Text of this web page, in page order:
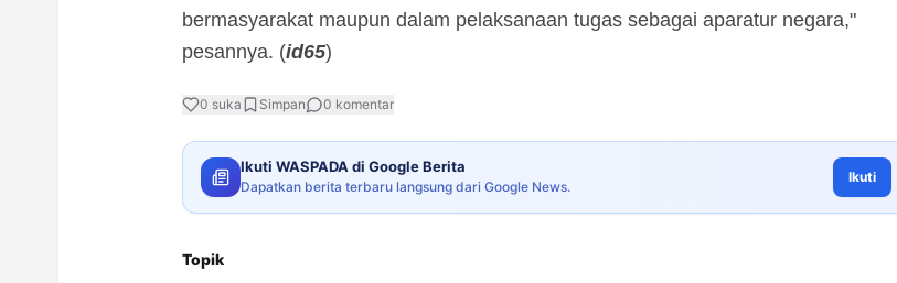
bermasyarakat maupun dalam pelaksanaan tugas sebagai aparatur negara,"
pesannya. (id65)
0 suka Simpan 0 komentar
Ikuti WASPADA di Google Berita
Dapatkan berita terbaru langsung dari Google News.
Ikuti
Topik